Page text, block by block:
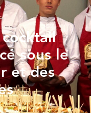
sous le
et des